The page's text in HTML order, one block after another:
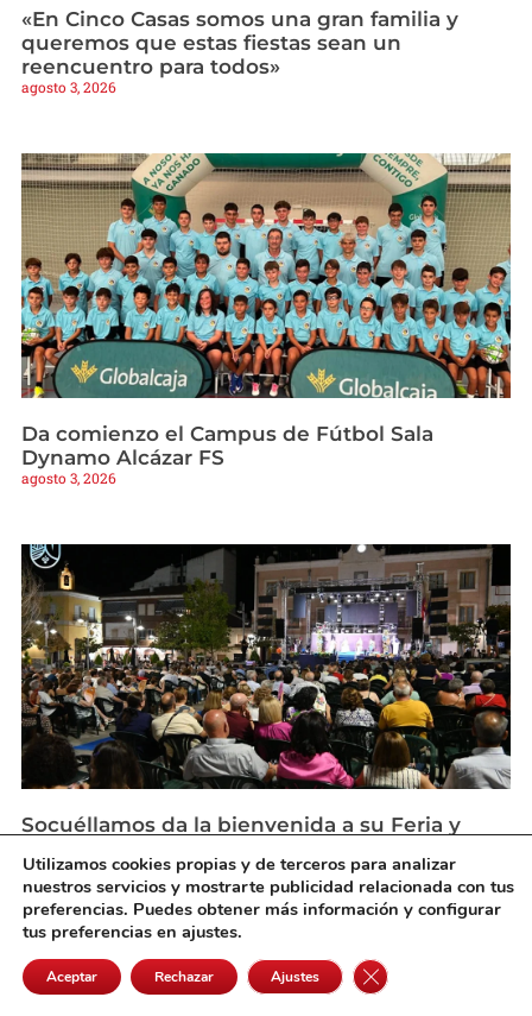
«En Cinco Casas somos una gran familia y
queremos que estas fiestas sean un
reencuentro para todos»
agosto 3, 2026
Da comienzo el Campus de Fútbol Sala
Dynamo Alcázar FS
agosto 3, 2026
Socuéllamos da la bienvenida a su Feria y
tradición y música
agosto 3, 2026
Utilizamos cookies propias y de terceros para analizar
nuestros servicios y mostrarte publicidad relacionada con tus
preferencias. Puedes obtener más información y configurar
tus preferencias en ajustes.
Aceptar Rechazar Ajustes Cerrar el banner de